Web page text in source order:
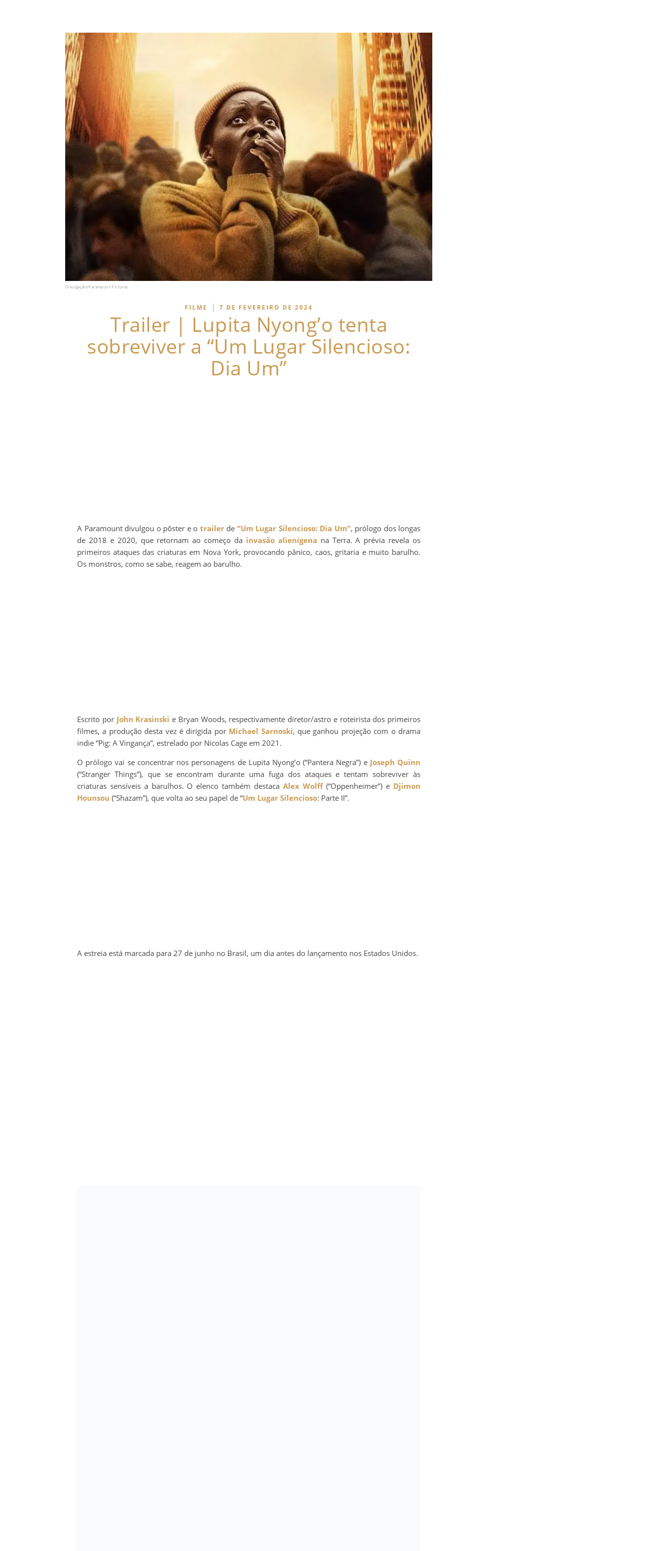
Divulgação/Paramount Pictures
FILME | 7 DE FEVEREIRO DE 2024
Trailer | Lupita Nyong’o tenta
sobreviver a “Um Lugar Silencioso:
Dia Um”
A Paramount divulgou o pôster e o trailerde “Um Lugar Silencioso: Dia Um”, prólogo dos longas
de 2018 e 2020, que retornam ao começo da invasão alienígena na Terra. A prévia revela os
primeiros ataques das criaturas em Nova York, provocando pânico, caos, gritaria e muito barulho.
Os monstros, como se sabe, reagem ao barulho.
Escrito por John Krasinski e Bryan Woods, respectivamente diretor/astro e roteirista dos primeiros
filmes, a produção desta vez é dirigida por Michael Sarnoski, que ganhou projeção com o drama
indie “Pig: A Vingança”, estrelado por Nicolas Cage em 2021.
O prólogo vai se concentrar nos personagens de Lupita Nyong’o (“Pantera Negra”) e Joseph Quinn
(“Stranger Things”), que se encontram durante uma fuga dos ataques e tentam sobreviver às
criaturas sensíveis a barulhos. O elenco também destaca Alex Wolff(“Oppenheimer”) e Djimon
Hounsou (“Shazam”), que volta ao seu papel de “Um Lugar Silencioso: Parte II”.
A estreia está marcada para 27 de junho no Brasil, um dia antes do lançamento nos Estados Unidos.